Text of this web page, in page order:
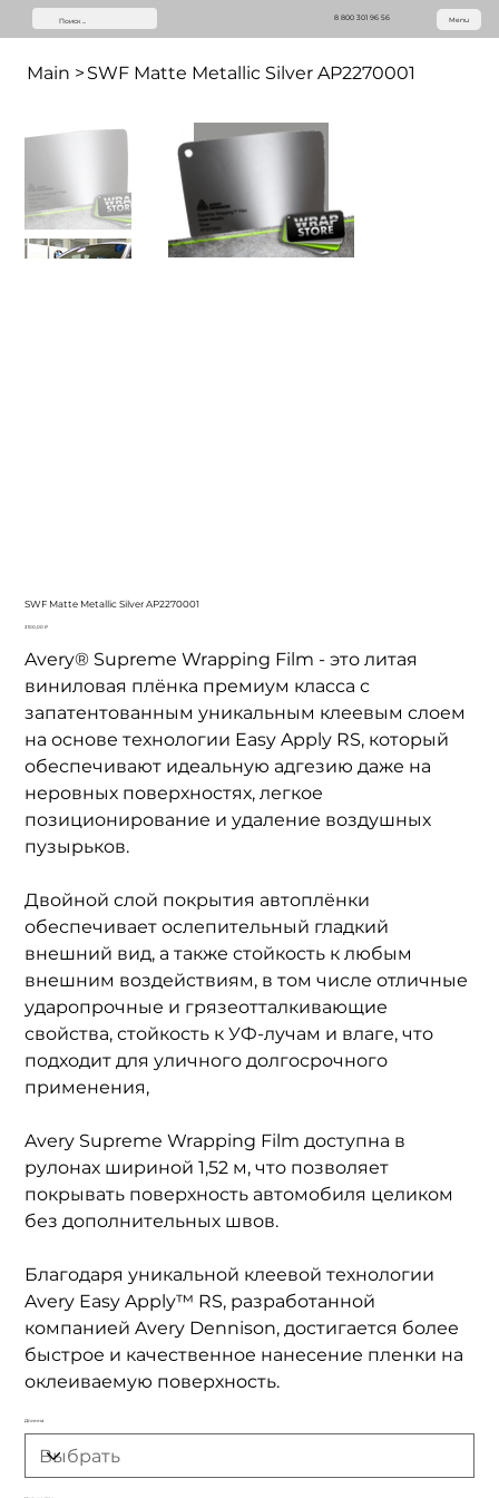
8 800 301 96 56 Menu
Main > SWF Matte Metallic Silver AP2270001
SWF Matte Metallic Silver AP2270001
Цена
3 100,00 ₽
Avery® Supreme Wrapping Film - это литая
виниловая плёнка премиум класса с
запатентованным уникальным клеевым слоем
на основе технологии Easy Apply RS, который
обеспечивают идеальную адгезию даже на
неровных поверхностях, легкое
позиционирование и удаление воздушных
пузырьков.
Двойной слой покрытия автоплёнки
обеспечивает ослепительный гладкий
внешний вид, а также стойкость к любым
внешним воздействиям, в том числе отличные
ударопрочные и грязеотталкивающие
свойства, стойкость к УФ-лучам и влаге, что
подходит для уличного долгосрочного
применения,
Avery Supreme Wrapping Film доступна в
рулонах шириной 1,52 м, что позволяет
покрывать поверхность автомобиля целиком
без дополнительных швов.
Благодаря уникальной клеевой технологии
Avery Easy Apply™ RS, разработанной
компанией Avery Dennison, достигается более
быстрое и качественное нанесение пленки на
оклеиваемую поверхность.
Длинна